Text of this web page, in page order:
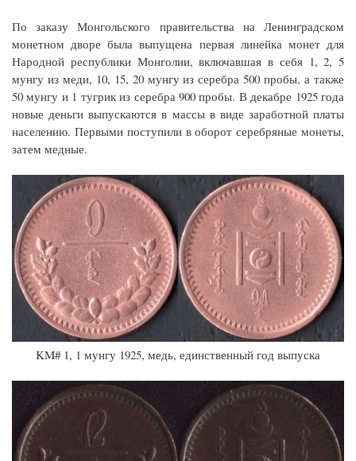
По заказу Монгольского правительства на Ленинградском
монетном дворе была выпущена первая линейка монет для
Народной республики Монголии, включавшая в себя 1, 2, 5
мунгу из меди, 10, 15, 20 мунгу из серебра 500 пробы, а также
50 мунгу и 1 тугрик из серебра 900 пробы. В декабре 1925 года
новые деньги выпускаются в массы в виде заработной платы
населению. Первыми поступили в оборот серебряные монеты,
затем медные.
KM# 1, 1 мунгу 1925, медь, единственный год выпуска